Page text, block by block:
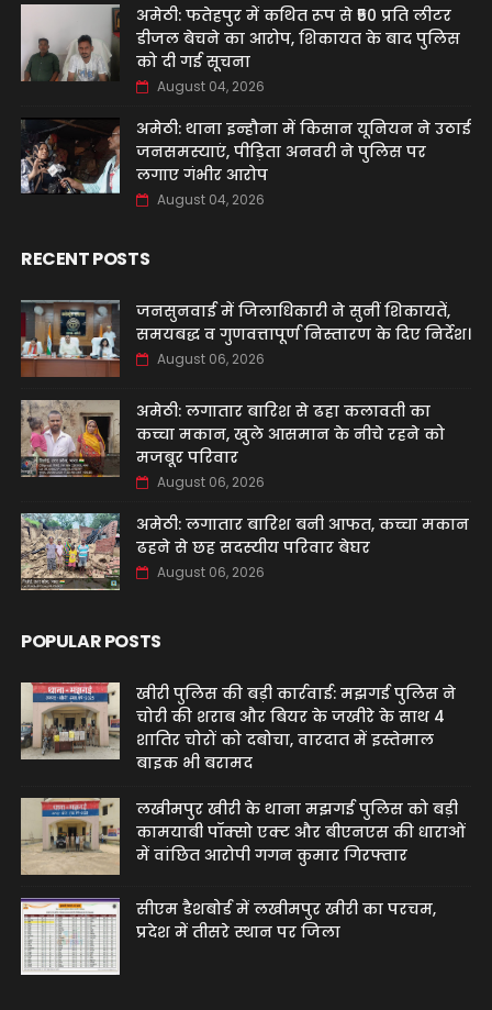
अमेठी: फतेहपुर में कथित रूप से ₹50 प्रति लीटर
डीजल बेचने का आरोप, शिकायत के बाद पुलिस
को दी गई सूचना
August 04, 2026
अमेठी: थाना इन्हौना में किसान यूनियन ने उठाई
जनसमस्याएं, पीड़िता अनवरी ने पुलिस पर
लगाए गंभीर आरोप
August 04, 2026
RECENT POSTS
जनसुनवाई में जिलाधिकारी ने सुनीं शिकायतें,
समयबद्ध व गुणवत्तापूर्ण निस्तारण के दिए निर्देश।
August 06, 2026
अमेठी: लगातार बारिश से ढहा कलावती का
कच्चा मकान, खुले आसमान के नीचे रहने को
मजबूर परिवार
August 06, 2026
अमेठी: लगातार बारिश बनी आफत, कच्चा मकान
ढहने से छह सदस्यीय परिवार बेघर
August 06, 2026
POPULAR POSTS
खीरी पुलिस की बड़ी कार्रवाई: मझगई पुलिस ने
चोरी की शराब और बियर के जखीरे के साथ 4
शातिर चोरों को दबोचा, वारदात में इस्तेमाल
बाइक भी बरामद
लखीमपुर खीरी के थाना मझगई पुलिस को बड़ी
कामयाबी पॉक्सो एक्ट और बीएनएस की धाराओं
में वांछित आरोपी गगन कुमार गिरफ्तार
सीएम डैशबोर्ड में लखीमपुर खीरी का परचम,
प्रदेश में तीसरे स्थान पर जिला